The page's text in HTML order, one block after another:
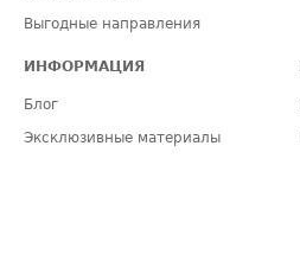
Выгодные направления
ИНФОРМАЦИЯ
Блог
Эксклюзивные материалы